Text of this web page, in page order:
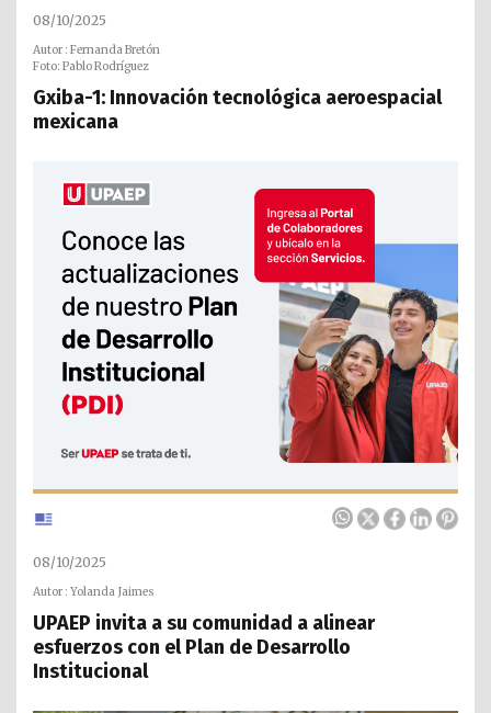
08/10/2025
Autor : Fernanda Bretón
Foto: Pablo Rodríguez
Gxiba-1: Innovación tecnológica aeroespacial
mexicana
08/10/2025
Autor : Yolanda Jaimes
UPAEP invita a su comunidad a alinear
esfuerzos con el Plan de Desarrollo
Institucional